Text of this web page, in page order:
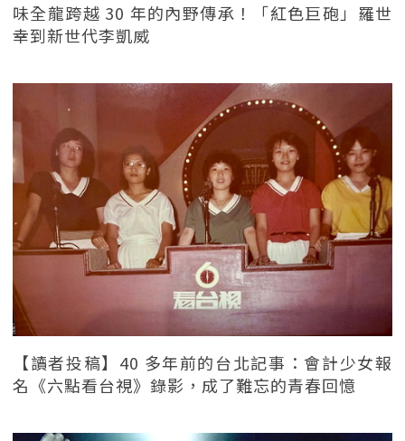
味全龍跨越 30 年的內野傳承！「紅色巨砲」羅世
幸到新世代李凱威
【讀者投稿】40 多年前的台北記事：會計少女報
名《六點看台視》錄影，成了難忘的青春回憶